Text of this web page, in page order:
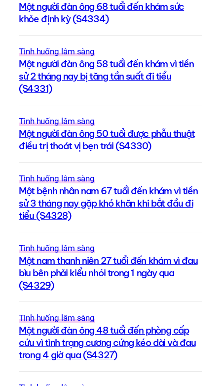
Một người đàn ông 68 tuổi đến khám sức
khỏe định kỳ (S4334)
Tình huống lâm sàng
Một người đàn ông 58 tuổi đến khám vì tiền
sử 2 tháng nay bị tăng tần suất đi tiểu
(S4331)
Tình huống lâm sàng
Một người đàn ông 50 tuổi được phẫu thuật
điều trị thoát vị bẹn trái (S4330)
Tình huống lâm sàng
Một bệnh nhân nam 67 tuổi đến khám vì tiền
sử 3 tháng nay gặp khó khăn khi bắt đầu đi
tiểu (S4328)
Tình huống lâm sàng
Một nam thanh niên 27 tuổi đến khám vì đau
bìu bên phải kiểu nhói trong 1 ngày qua
(S4329)
Tình huống lâm sàng
Một người đàn ông 48 tuổi đến phòng cấp
cứu vì tình trạng cương cứng kéo dài và đau
trong 4 giờ qua (S4327)